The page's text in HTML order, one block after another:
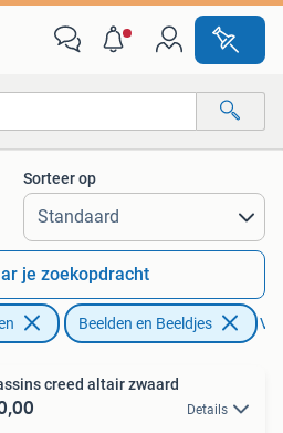
Sorteer op
je zoekopdracht
Beelden en Beeldjes
creed altair zwaard
Details